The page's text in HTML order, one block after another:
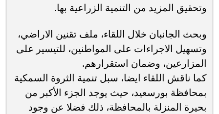
وتحقيق المزيد من التنمية الزراعية بها.
وبحث الجانبان خلال اللقاء، ملف تقنين الاراضي،
وتسهيل الاجراءات على المواطنين، للتيسير على
المزارعين، وضمان استقرارهم.
كما ناقش اللقاء ايضا، سبل تنمية الثروة السمكية
بمحافظة بورسعيد، حيث يوجد الجزء الأكبر من
بحيرة المنزلة بالمحافظة، ذلك فضلا عن وجود